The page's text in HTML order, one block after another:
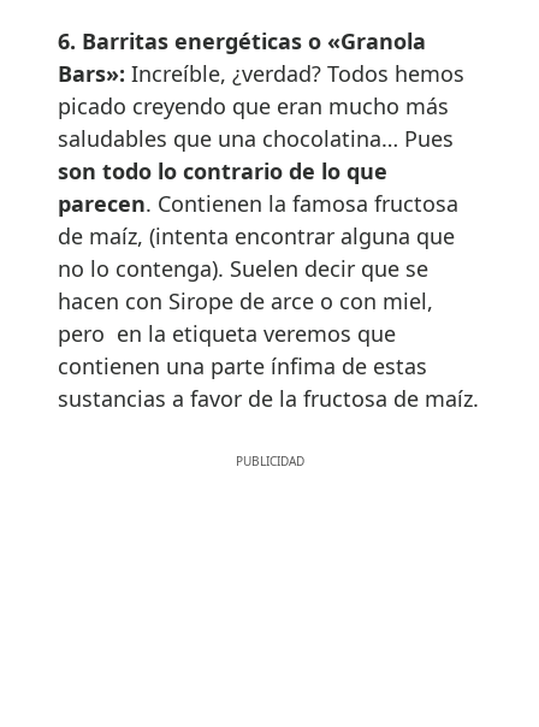
6. Barritas energéticas o «Granola
Bars»: Increíble, ¿verdad? Todos hemos
picado creyendo que eran mucho más
saludables que una chocolatina… Pues
son todo lo contrario de lo que
parecen. Contienen la famosa fructosa
de maíz, (intenta encontrar alguna que
no lo contenga). Suelen decir que se
hacen con Sirope de arce o con miel,
pero en la etiqueta veremos que
contienen una parte ínfima de estas
sustancias a favor de la fructosa de maíz.